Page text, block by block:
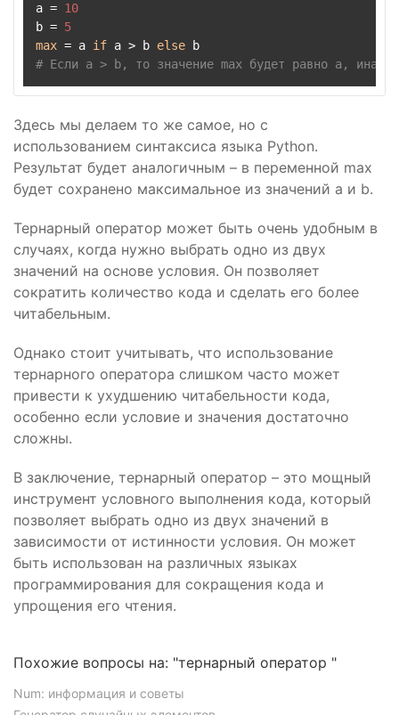
a = 10
b = 5
max = a if a > b else
# Если a > b, то значение max будет равно a, иначе
Здесь мы делаем то же самое, но с
использованием синтаксиса языка Python.
Результат будет аналогичным – в переменной max
будет сохранено максимальное из значений a и b.
Тернарный оператор может быть очень удобным в
случаях, когда нужно выбрать одно из двух
значений на основе условия. Он позволяет
сократить количество кода и сделать его более
читабельным.
Однако стоит учитывать, что использование
тернарного оператора слишком часто может
привести к ухудшению читабельности кода,
особенно если условие и значения достаточно
сложны.
В заключение, тернарный оператор – это мощный
инструмент условного выполнения кода, который
позволяет выбрать одно из двух значений в
зависимости от истинности условия. Он может
быть использован на различных языках
программирования для сокращения кода и
упрощения его чтения.
Похожие вопросы на: "тернарный оператор "
Num: информация и советы